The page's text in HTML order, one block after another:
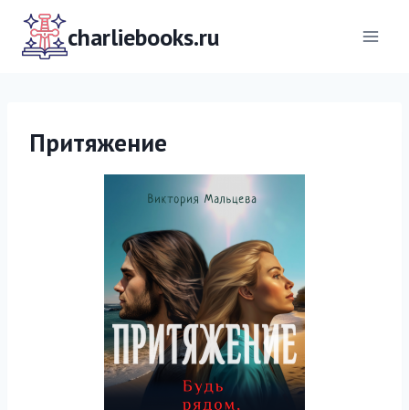
Перейти
содержимомуcharliebooks.ru
Притяжение